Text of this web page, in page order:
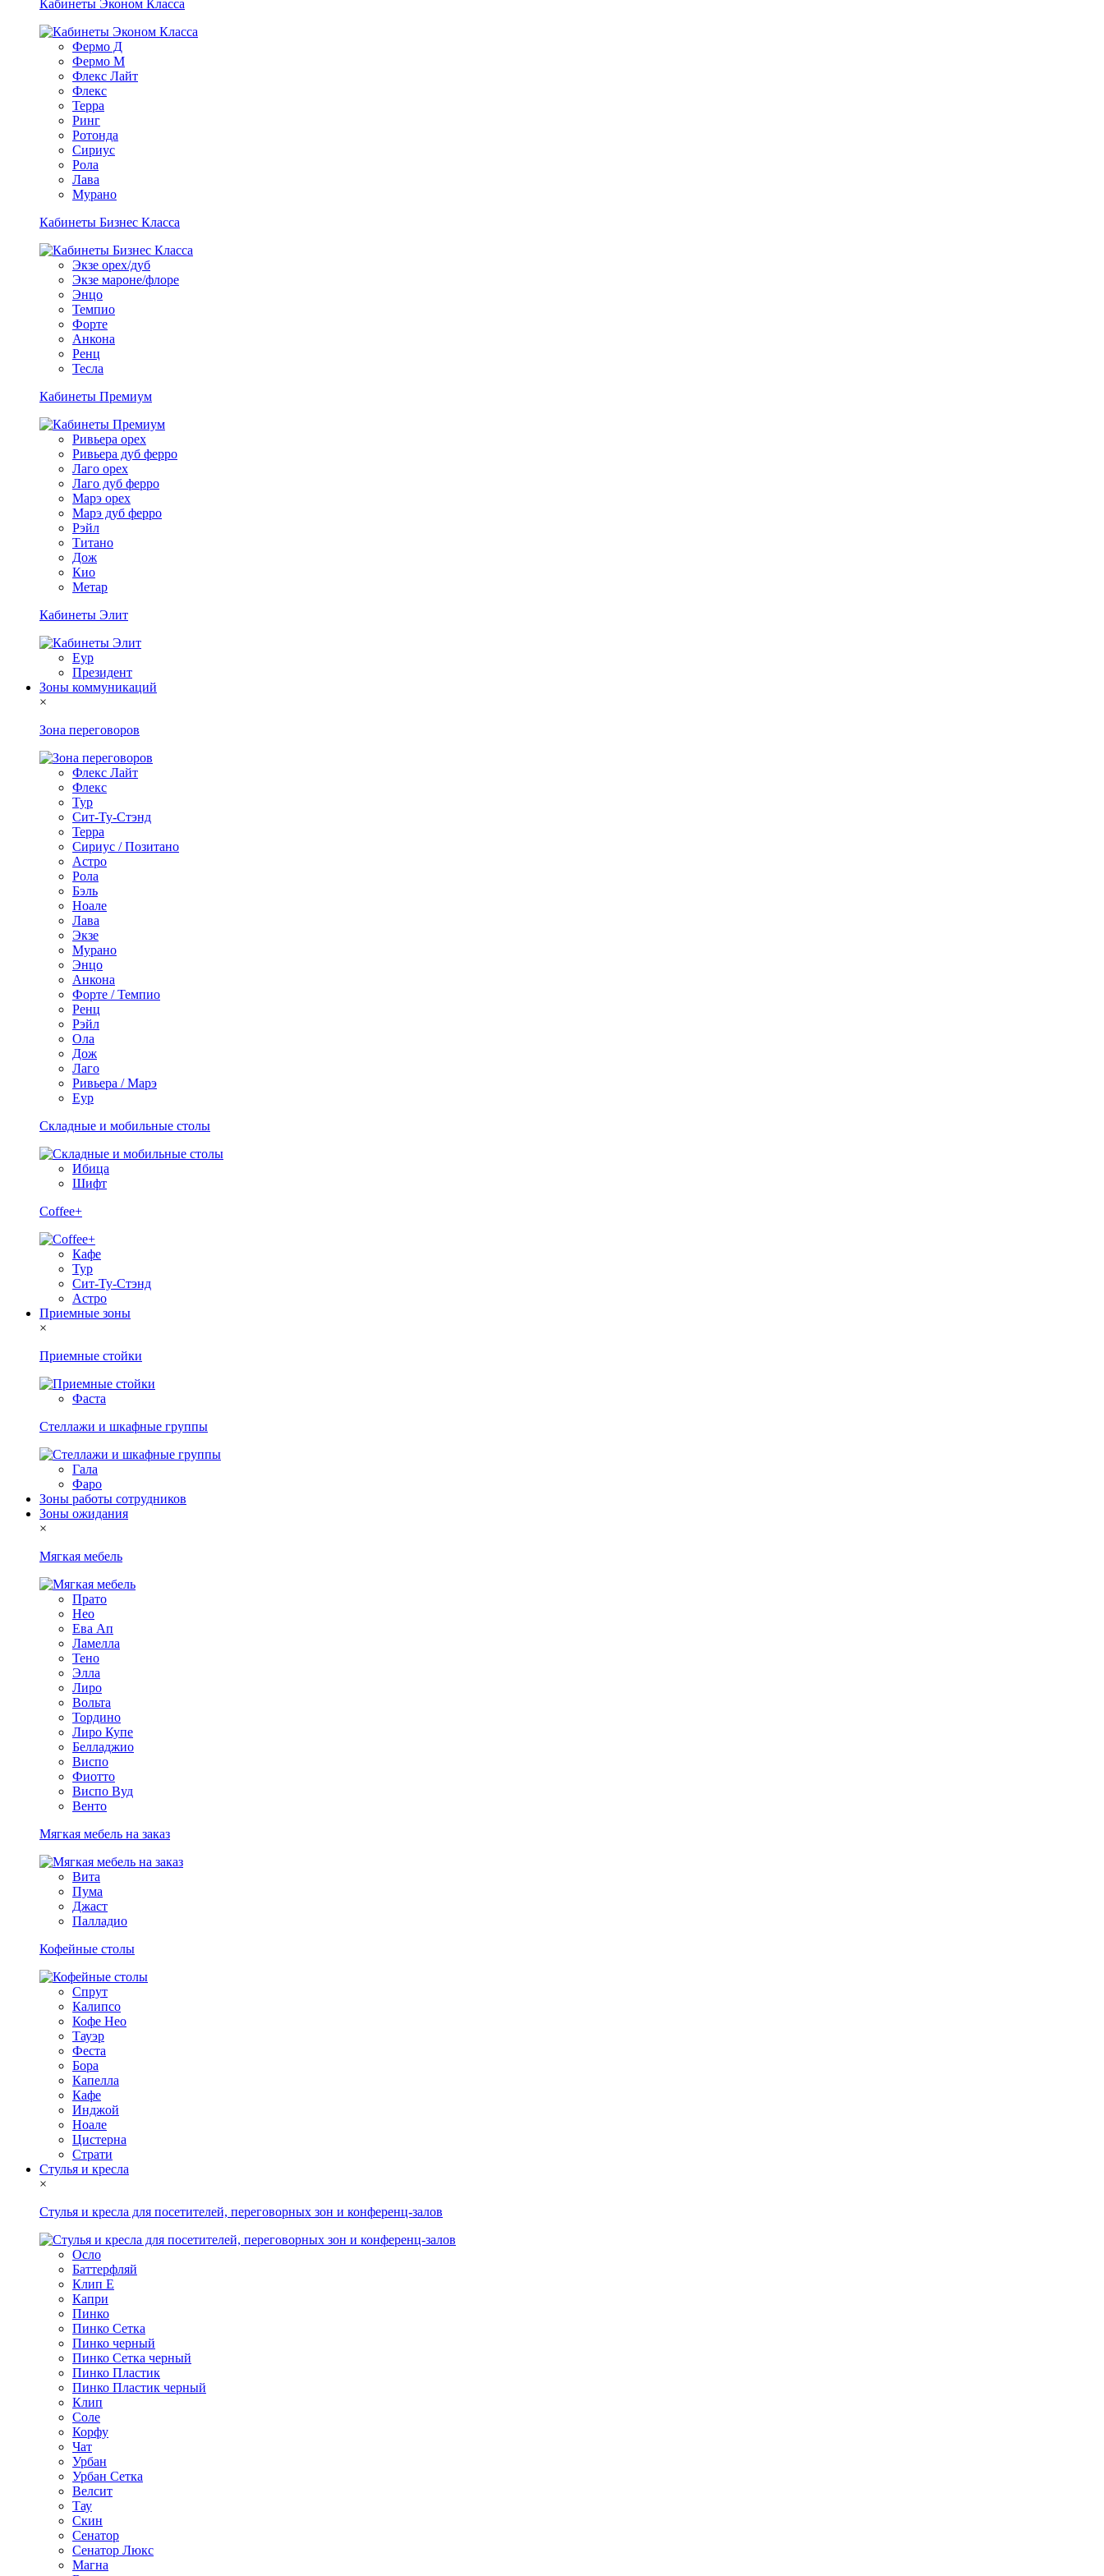
Кабинеты Эконом Класса
Фермо Д
Фермо М
Флекс Лайт
Флекс
Терра
Ринг
Ротонда
Сириус
Рола
Лава
Мурано
Кабинеты Бизнес Класса
Экзе орех/дуб
Экзе мароне/флоре
Энцо
Темпио
Форте
Анкона
Ренц
Тесла
Кабинеты Премиум
Ривьера орех
Ривьера дуб ферро
Лаго орех
Лаго дуб ферро
Марэ орех
Марэ дуб ферро
Рэйл
Титано
Дож
Кио
Метар
Кабинеты Элит
Еур
Президент
Зоны коммуникаций
×
Зона переговоров
Флекс Лайт
Флекс
Тур
Сит-Ту-Стэнд
Терра
Сириус / Позитано
Астро
Рола
Бэль
Ноале
Лава
Экзе
Мурано
Энцо
Анкона
Форте / Темпио
Ренц
Рэйл
Ола
Дож
Лаго
Ривьера / Марэ
Еур
Складные и мобильные столы
Ибица
Шифт
Coffee+
Кафе
Тур
Сит-Ту-Стэнд
Астро
Приемные зоны
×
Приемные стойки
Фаста
Стеллажи и шкафные группы
Гала
Фаро
Зоны работы сотрудников
Зоны ожидания
×
Мягкая мебель
Прато
Нео
Ева Ап
Ламелла
Тено
Элла
Лиро
Вольта
Тордино
Лиро Купе
Белладжио
Виспо
Фиотто
Виспо Вуд
Венто
Мягкая мебель на заказ
Вита
Пума
Джаст
Палладио
Кофейные столы
Спрут
Калипсо
Кофе Нео
Тауэр
Феста
Бора
Капелла
Кафе
Инджой
Ноале
Цистерна
Страти
Стулья и кресла
×
Стулья и кресла для посетителей, переговорных зон и конференц-залов
Осло
Баттерфляй
Клип Е
Капри
Пинко
Пинко Сетка
Пинко черный
Пинко Сетка черный
Пинко Пластик
Пинко Пластик черный
Клип
Соле
Корфу
Чат
Урбан
Урбан Сетка
Велсит
Тау
Скин
Сенатор
Сенатор Люкс
Магна